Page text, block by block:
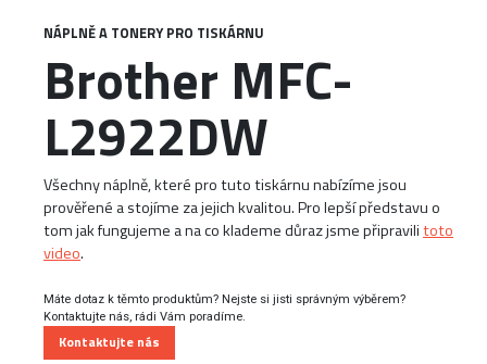
NÁPLNĚ A TONERY PRO TISKÁRNU
Brother MFC-
L2922DW
Všechny náplně, které pro tuto tiskárnu nabízíme jsou
prověřené a stojíme za jejich kvalitou. Pro lepší představu o
tom jak fungujeme a na co klademe důraz jsme připravilitoto
video.
Máte dotaz k těmto produktům? Nejste si jisti správným výběrem?
Kontaktujte nás, rádi Vám poradíme.
Kontaktujte nás